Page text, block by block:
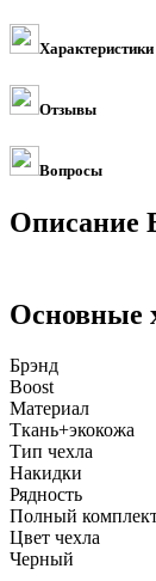
Характеристики
Отзывы
Вопросы
Описание
Основные
Брэнд
Boost
Материал
Ткань+экокожа
Тип чехла
Накидки
Рядность
Полный
Цвет чехла
Черный